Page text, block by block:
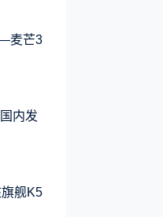
麦芒3
内发
舰K5